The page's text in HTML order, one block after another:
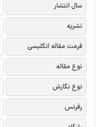
سال انتشار
نشریه
فرمت مقاله انگلیسی
نوع مقاله
نوع نگارش
رفرنس